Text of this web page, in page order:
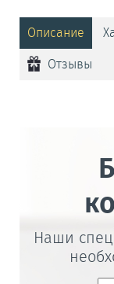
Описание
Отзывы
Наши